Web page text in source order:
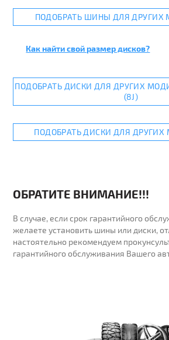
ПОДОБРАТЬ ШИНЫ ДЛЯ ДРУГИХ
Как найти свой размер дисков?
ПОДОБРАТЬ ДИСКИ ДЛЯ ДРУГИХ
(8J)
ПОДОБРАТЬ ДИСКИ ДЛЯ ДРУГИХ
ОБРАТИТЕ ВНИМАНИЕ!!!
В случае, если срок гарантийного
желаете установить шины или диски,
настоятельно рекомендуем
гарантийного обслуживания Вашего